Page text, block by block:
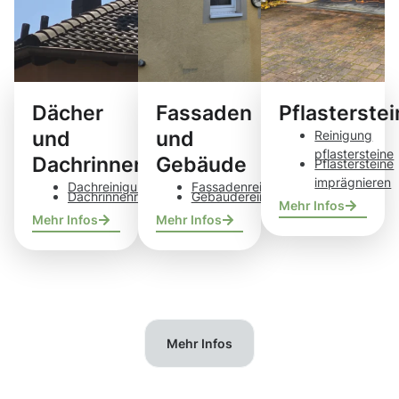
Dächer
und
Dachrinnen
Dachreinigung
Dachrinnenreinigung
Mehr Infos
Fassaden
und
Gebäude
Fassadenreinigung
Gebäudereinigung
Mehr Infos
Reinigung
pflastersteine
Pflastersteine
imprägnieren
Mehr Infos
Mehr Infos